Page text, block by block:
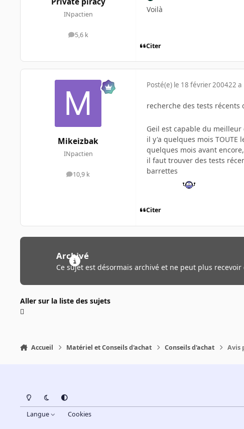
INpactien
5,6 k
messages
Voilà
Citer
Mikeizbak
INpactien
10,9 k
messages
Posté(e) le 18 février 200422 a
recherche des tests récents
Geil est capable du
il y'a quelques mois TOUTE
quelques mois avant
il faut trouver des tests
barrettes
Citer
Archivé
Ce sujet est désormais archivé et ne peut plus
Aller sur la liste des sujets
Accueil Matériel et Conseils d'achat Conseils d'achat Avis
Light ModeDark ModeSystem Preference
Langue Cookies